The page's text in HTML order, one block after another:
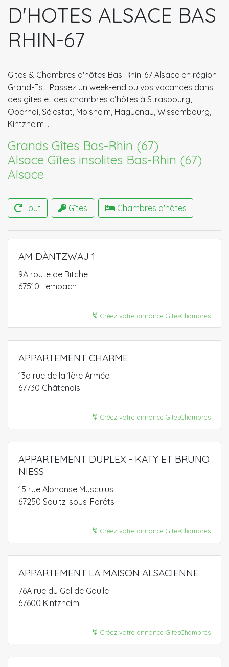
D'HOTES ALSACE BAS
RHIN-67
Gites & Chambres d'hôtes Bas-Rhin-67 Alsace en région
Grand-Est. Passez un week-end ou vos vacances dans
des gîtes et des chambres d’hôtes à Strasbourg,
Obernai, Sélestat, Molsheim, Haguenau, Wissembourg,
Kintzheim …
Grands Gîtes Bas-Rhin (67)
Alsace Gîtes insolites Bas-Rhin (67)
Alsace
Tout Gîtes Chambres d'hôtes
AM DÀNTZWAJ 1
9A route de Bitche
67510 Lembach
↯ Créez votre annonce GitesChambres
APPARTEMENT CHARME
13a rue de la 1ère Armée
67730 Châtenois
↯ Créez votre annonce GitesChambres
APPARTEMENT DUPLEX - KATY ET BRUNO
NIESS
15 rue Alphonse Musculus
67250 Soultz-sous-Forêts
↯ Créez votre annonce GitesChambres
APPARTEMENT LA MAISON ALSACIENNE
76A rue du Gal de Gaulle
67600 Kintzheim
↯ Créez votre annonce GitesChambres